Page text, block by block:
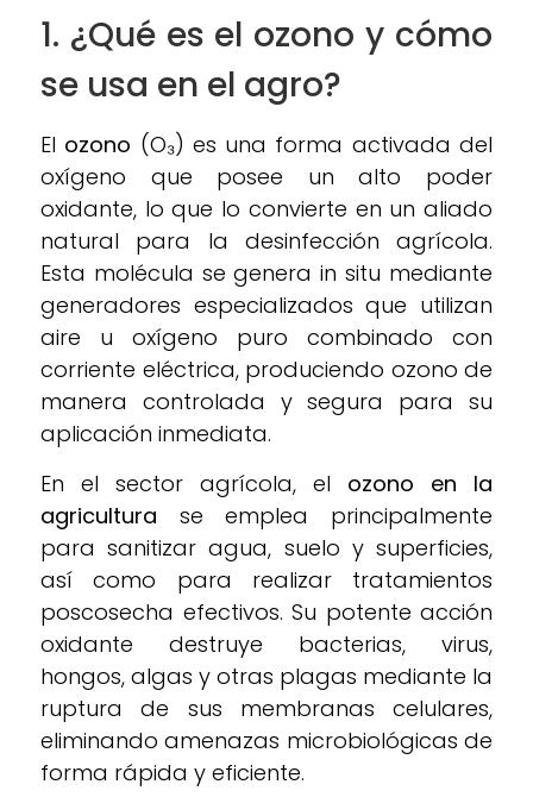
1. ¿Qué es el ozono y cómo
se usa en el agro?
El ozono (O₃) es una forma activada del
oxígeno que posee un alto poder
oxidante, lo que lo convierte en un aliado
natural para la desinfección agrícola.
Esta molécula se genera in situ mediante
generadores especializados que utilizan
aire u oxígeno puro combinado con
corriente eléctrica, produciendo ozono de
manera controlada y segura para su
aplicación inmediata.
En el sector agrícola, el ozono en la
agricultura se emplea principalmente
para sanitizar agua, suelo y superficies,
así como para realizar tratamientos
poscosecha efectivos. Su potente acción
oxidante destruye bacterias, virus,
hongos, algas y otras plagas mediante la
ruptura de sus membranas celulares,
eliminando amenazas microbiológicas de
forma rápida y eficiente.